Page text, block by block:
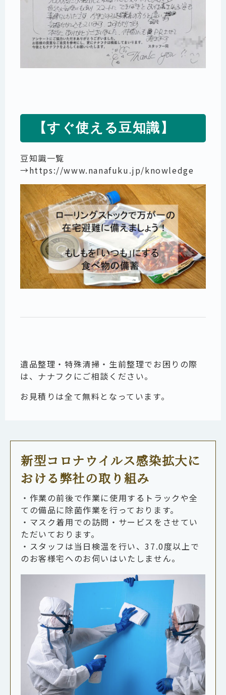
【すぐ使える豆知識】
豆知識一覧
→https://www.nanafuku.jp/knowledge
遺品整理・特殊清掃・生前整理でお困りの際
は、ナナフクにご相談ください。
お見積りは全て無料となっています。
新型コロナウイルス感染拡大に
おける弊社の取り組み
・作業の前後で作業に使用するトラックや全
ての備品に除菌作業を行っております。
・マスク着用での訪問・サービスをさせてい
ただいております。
・スタッフは当日検温を行い、37.0度以上で
のお客様宅へのお伺いはいたしません。